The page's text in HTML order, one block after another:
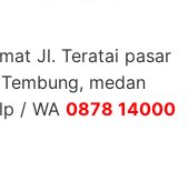
Jl. Teratai pasar
medan
/ WA 0878 14000